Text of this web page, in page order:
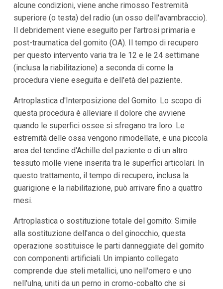
alcune condizioni, viene anche rimosso l'estremità
superiore (o testa) del radio (un osso dell'avambraccio).
Il debridement viene eseguito per l'artrosi primaria e
post-traumatica del gomito (OA). Il tempo di recupero
per questo intervento varia tra le 12 e le 24 settimane
(inclusa la riabilitazione) a seconda di come la
procedura viene eseguita e dell'età del paziente.
Artroplastica d'Interposizione del Gomito: Lo scopo di
questa procedura è alleviare il dolore che avviene
quando le superfici ossee si sfregano tra loro. Le
estremità delle ossa vengono rimodellate, e una piccola
area del tendine d'Achille del paziente o di un altro
tessuto molle viene inserita tra le superfici articolari. In
questo trattamento, il tempo di recupero, inclusa la
guarigione e la riabilitazione, può arrivare fino a quattro
mesi.
Artroplastica o sostituzione totale del gomito: Simile
alla sostituzione dell'anca o del ginocchio, questa
operazione sostituisce le parti danneggiate del gomito
con componenti artificiali. Un impianto collegato
comprende due steli metallici, uno nell'omero e uno
nell'ulna, uniti da un perno in cromo-cobalto che si